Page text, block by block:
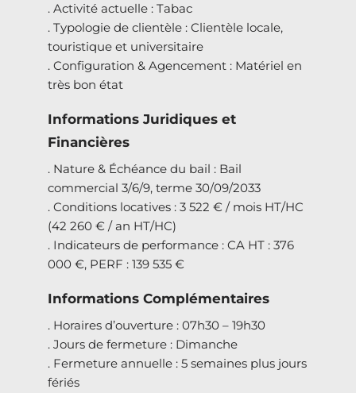
. Activité actuelle : Tabac
. Typologie de clientèle : Clientèle locale,
touristique et universitaire
. Configuration & Agencement : Matériel en
très bon état
Informations Juridiques et
Financières
. Nature & Échéance du bail : Bail
commercial 3/6/9, terme 30/09/2033
. Conditions locatives : 3 522 € / mois HT/HC
(42 260 € / an HT/HC)
. Indicateurs de performance : CA HT : 376
000 €, PERF : 139 535 €
Informations Complémentaires
. Horaires d’ouverture : 07h30 – 19h30
. Jours de fermeture : Dimanche
. Fermeture annuelle : 5 semaines plus jours
fériés